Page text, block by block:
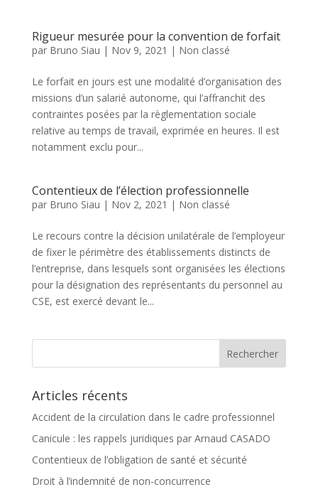
Rigueur mesurée pour la convention de forfait
par Bruno Siau | Nov 9, 2021 | Non classé
Le forfait en jours est une modalité d’organisation des
missions d’un salarié autonome, qui l’affranchit des
contraintes posées par la règlementation sociale
relative au temps de travail, exprimée en heures. Il est
notamment exclu pour...
Contentieux de l’élection professionnelle
par Bruno Siau | Nov 2, 2021 | Non classé
Le recours contre la décision unilatérale de l’employeur
de fixer le périmètre des établissements distincts de
l’entreprise, dans lesquels sont organisées les élections
pour la désignation des représentants du personnel au
CSE, est exercé devant le...
Articles récents
Accident de la circulation dans le cadre professionnel
Canicule : les rappels juridiques par Arnaud CASADO
Contentieux de l’obligation de santé et sécurité
Droit à l’indemnité de non-concurrence